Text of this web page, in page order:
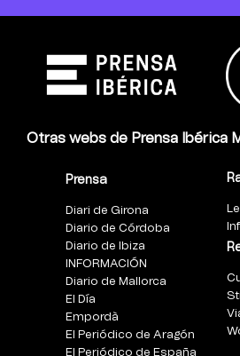
Otras webs de Prensa Ibérica
Prensa
Diari de Girona
Diario de Córdoba
Diario de Ibiza
INFORMACIÓN
Diario de Mallorca
El Día
Empordà
El Periódico de Aragón
El Periódico de España